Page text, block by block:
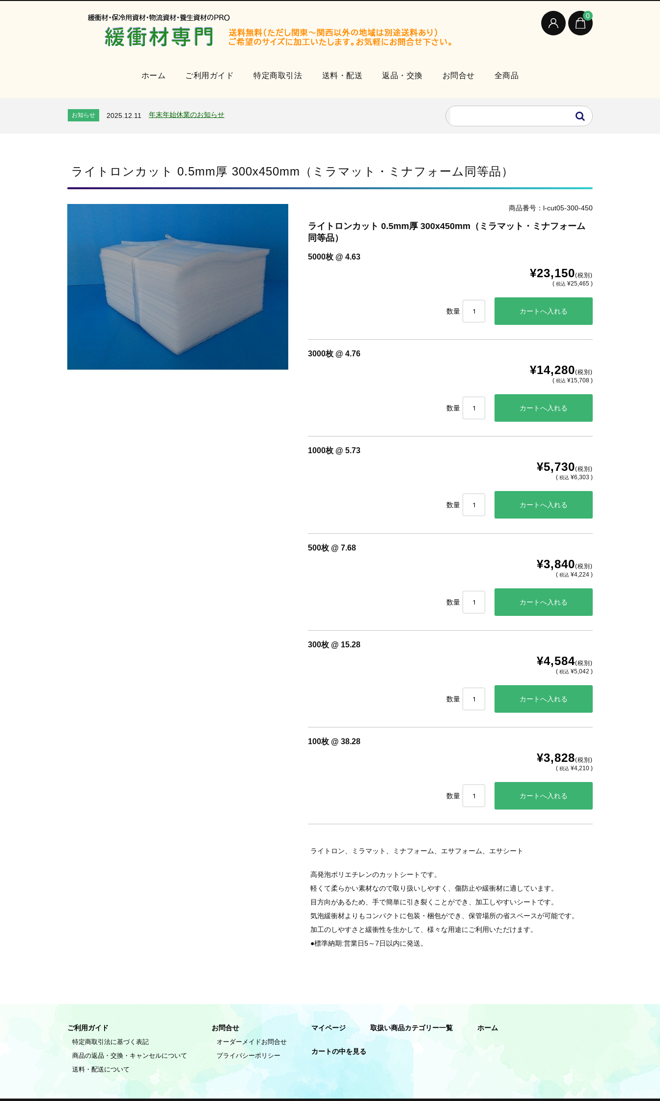
0
ホーム ご利用ガイド 特定商取引法 送料・配送 返品・交換 お問合せ 全商品
お知らせ 2025.12.11 年末年始休業のお知らせ
お知らせ 2026.7.24 2026年 夏季休業のお知らせ
ライトロンカット 0.5mm厚 300x450mm（ミラマット・ミナフォーム同等品）
商品番号：l-cut05-300-450
ライトロンカット 0.5mm厚 300x450mm（ミラマット・ミナフォーム
同等品）
5000枚 @ 4.63
¥23,150(税別)
( 税込 ¥25,465 )
数量
3000枚 @ 4.76
¥14,280(税別)
( 税込 ¥15,708 )
数量
1000枚 @ 5.73
¥5,730(税別)
( 税込 ¥6,303 )
数量
500枚 @ 7.68
¥3,840(税別)
( 税込 ¥4,224 )
数量
300枚 @ 15.28
¥4,584(税別)
( 税込 ¥5,042 )
数量
100枚 @ 38.28
¥3,828(税別)
( 税込 ¥4,210 )
数量
ライトロン、ミラマット、ミナフォーム、エサフォーム、エサシート
高発泡ポリエチレンのカットシートです。
軽くて柔らかい素材なので取り扱いしやすく、傷防止や緩衝材に適しています。
目方向があるため、手で簡単に引き裂くことができ、加工しやすいシートです。
気泡緩衝材よりもコンパクトに包装・梱包ができ、保管場所の省スペースが可能です。
加工のしやすさと緩衝性を生かして、様々な用途にご利用いただけます。
●標準納期:営業日5～7日以内に発送。
ご利用ガイド
特定商取引法に基づく表記
商品の返品・交換・キャンセルについて
送料・配送について
お問合せ
オーダーメイドお問合せ
プライバシーポリシー
マイページ 取扱い商品カテゴリー一覧 ホーム
カートの中を見る